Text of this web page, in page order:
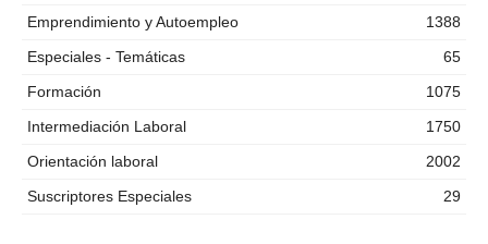
Emprendimiento y Autoempleo
1388
Especiales - Temáticas
65
Formación
1075
Intermediación Laboral
1750
Orientación laboral
2002
Suscriptores Especiales
29